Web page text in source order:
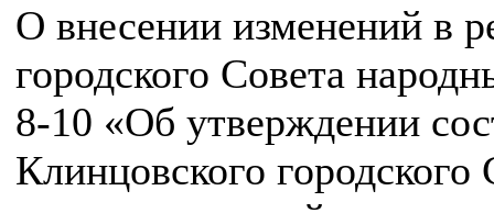
О внесении изменений в
городского Совета
8-10 «Об утверждении
Клинцовского